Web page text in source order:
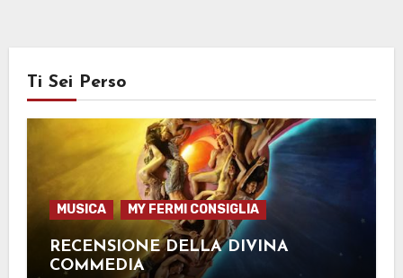
Ti Sei Perso
MUSICA MY FERMI CONSIGLIA
RECENSIONE DELLA DIVINA
COMMEDIA